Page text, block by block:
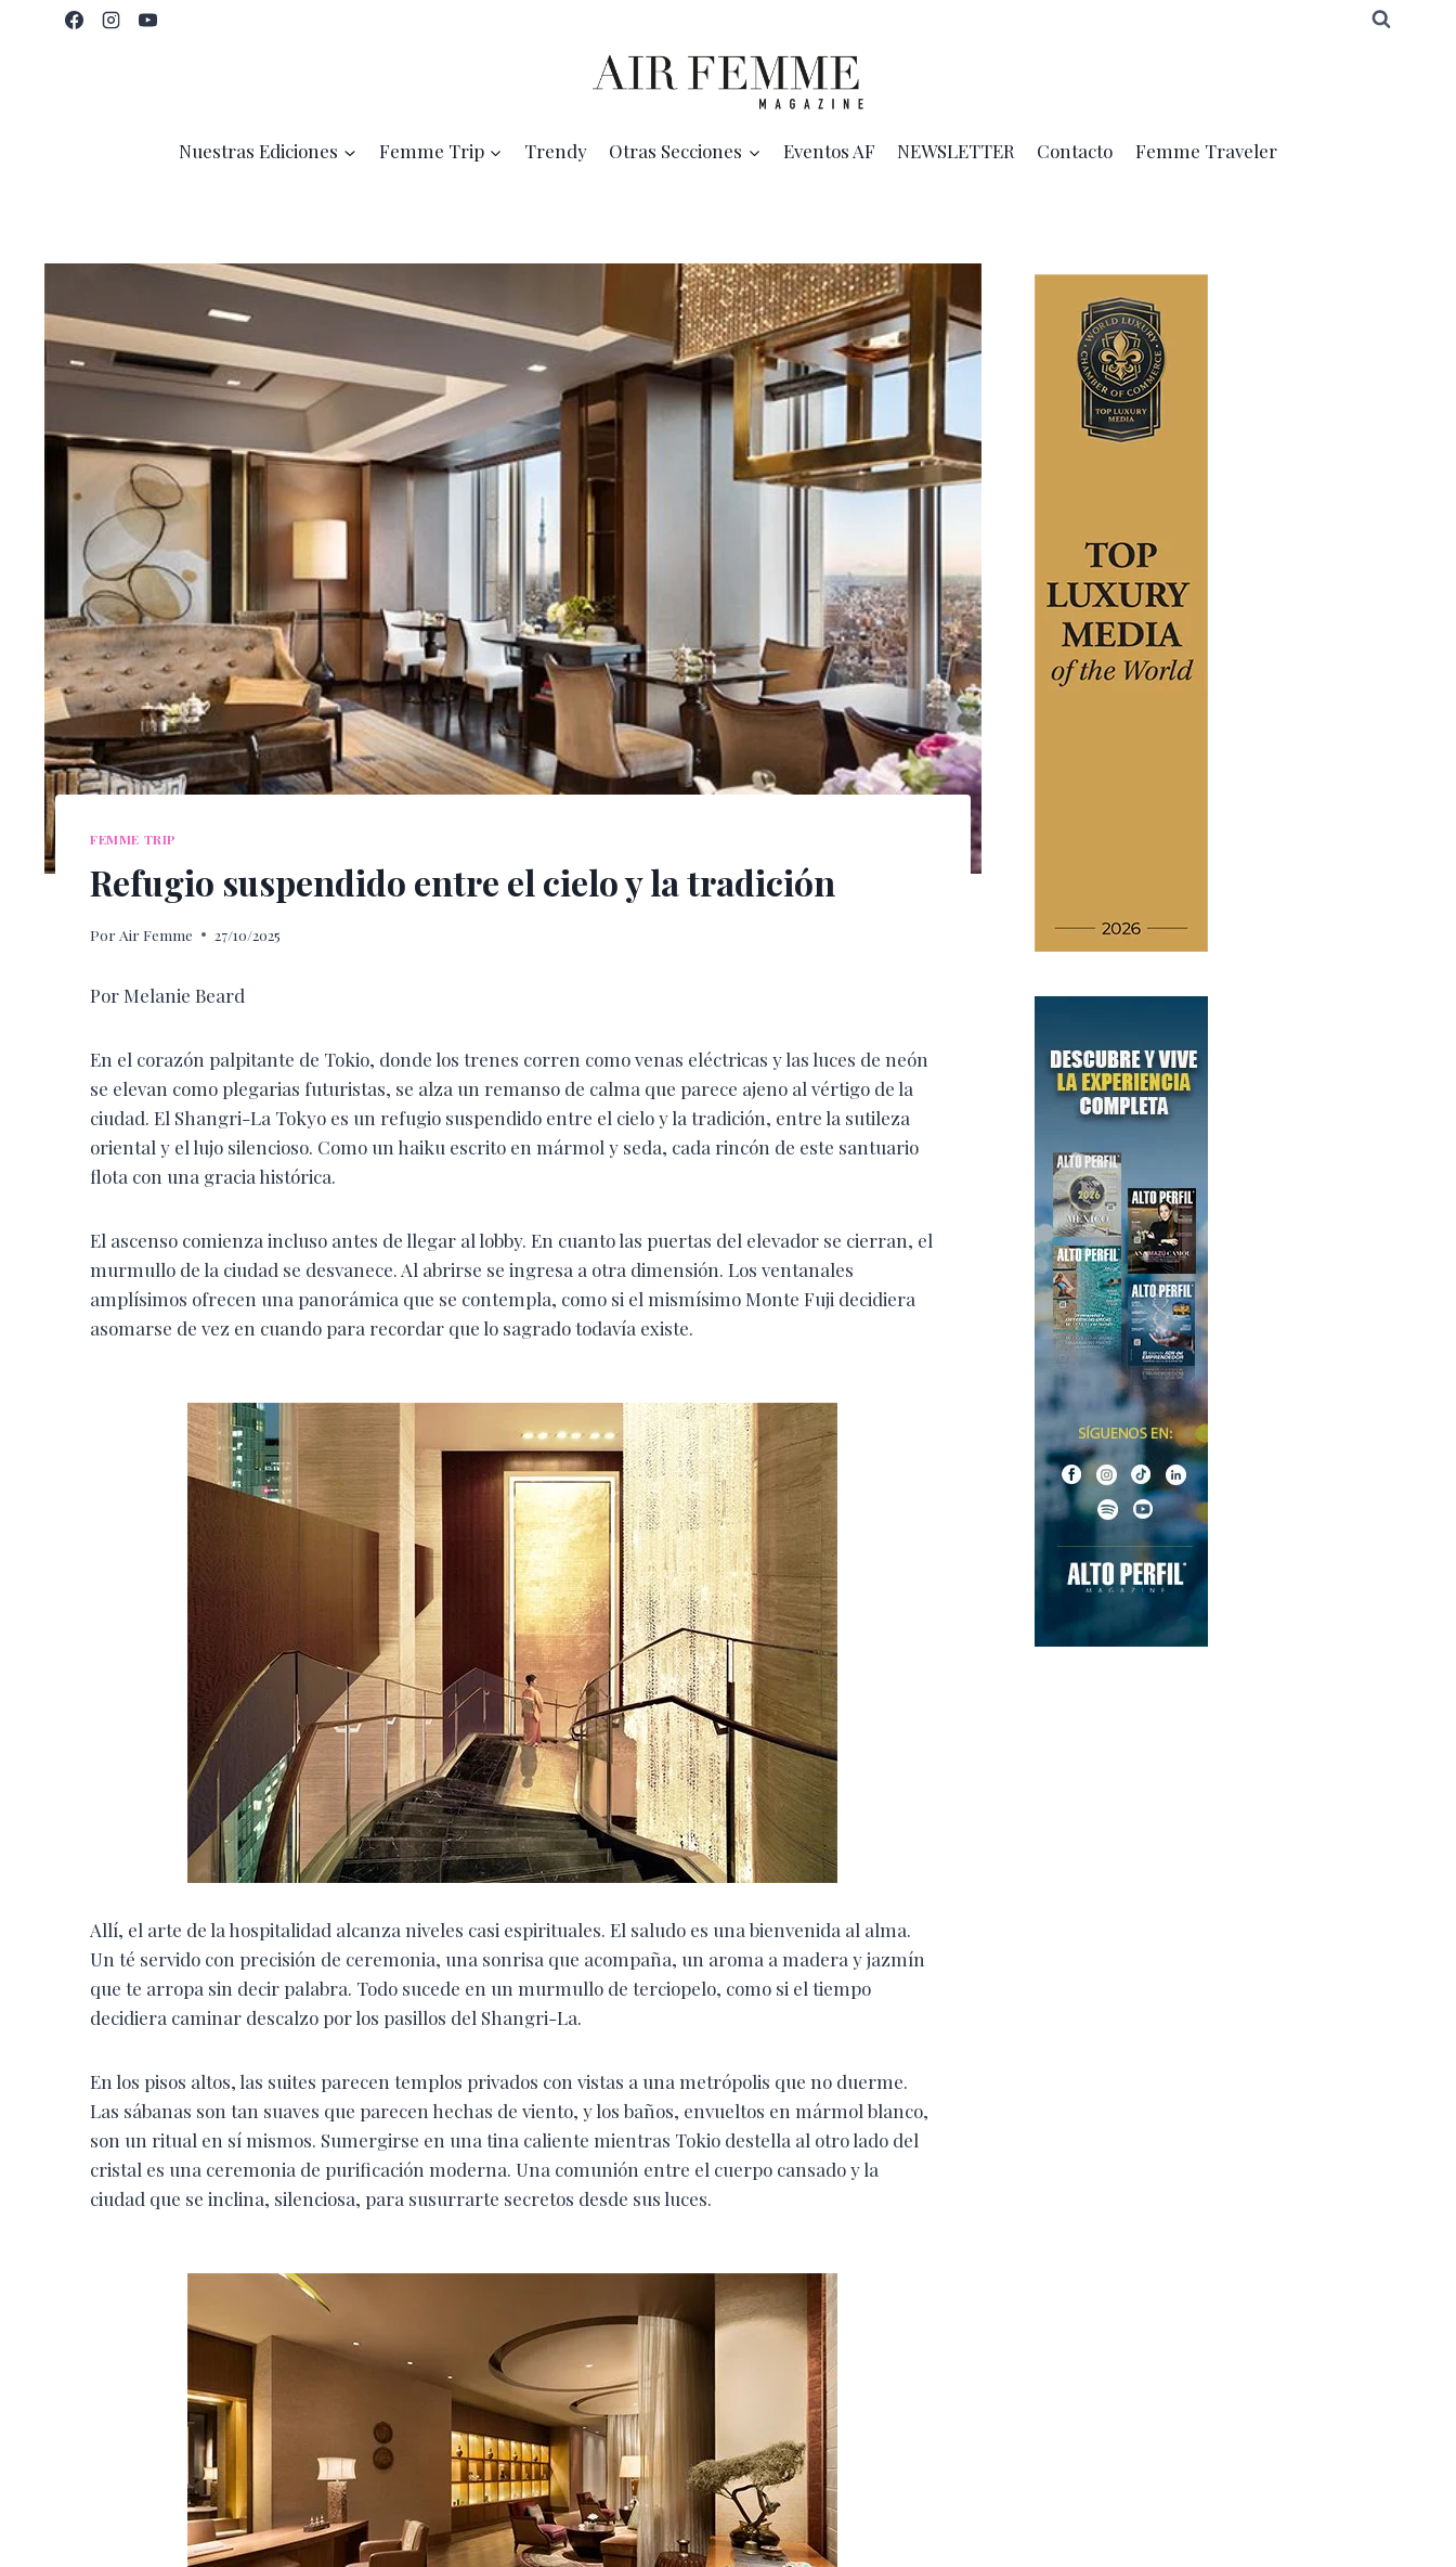
Nuestras Ediciones Femme Trip Trendy Otras Secciones Eventos AF NEWSLETTER Contacto Femme Traveler
FEMME TRIP
Refugio suspendido entre el cielo y la tradición
Por Air Femme 27/10/2025
Por Melanie Beard
En el corazón palpitante de Tokio, donde los trenes corren como venas eléctricas y las luces de neón
se elevan como plegarias futuristas, se alza un remanso de calma que parece ajeno al vértigo de la
ciudad. El Shangri-La Tokyo es un refugio suspendido entre el cielo y la tradición, entre la sutileza
oriental y el lujo silencioso. Como un haiku escrito en mármol y seda, cada rincón de este santuario
flota con una gracia histórica.
El ascenso comienza incluso antes de llegar al lobby. En cuanto las puertas del elevador se cierran, el
murmullo de la ciudad se desvanece. Al abrirse se ingresa a otra dimensión. Los ventanales
amplísimos ofrecen una panorámica que se contempla, como si el mismísimo Monte Fuji decidiera
asomarse de vez en cuando para recordar que lo sagrado todavía existe.
Allí, el arte de la hospitalidad alcanza niveles casi espirituales. El saludo es una bienvenida al alma.
Un té servido con precisión de ceremonia, una sonrisa que acompaña, un aroma a madera y jazmín
que te arropa sin decir palabra. Todo sucede en un murmullo de terciopelo, como si el tiempo
decidiera caminar descalzo por los pasillos del Shangri-La.
En los pisos altos, las suites parecen templos privados con vistas a una metrópolis que no duerme.
Las sábanas son tan suaves que parecen hechas de viento, y los baños, envueltos en mármol blanco,
son un ritual en sí mismos. Sumergirse en una tina caliente mientras Tokio destella al otro lado del
cristal es una ceremonia de purificación moderna. Una comunión entre el cuerpo cansado y la
ciudad que se inclina, silenciosa, para susurrarte secretos desde sus luces.